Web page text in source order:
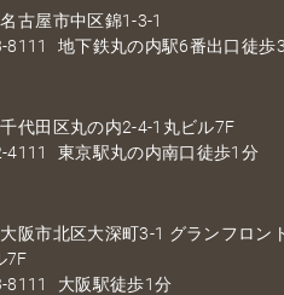
古屋市中区錦1-3-1
8111 地下鉄丸の内駅6番出口徒歩
代田区丸の内2-4-1丸ビル7F
4111 東京駅丸の内南口徒歩1分
阪市北区大深町3-1 グランフロン
7F
8111 大阪駅徒歩1分